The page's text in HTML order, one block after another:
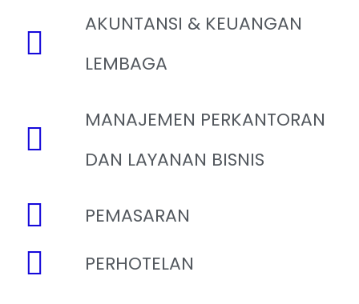
AKUNTANSI & KEUANGAN
LEMBAGA
MANAJEMEN PERKANTORAN
DAN LAYANAN BISNIS
PEMASARAN
PERHOTELAN